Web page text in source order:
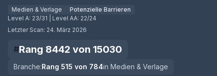
Medien & Verlage
Potenzielle Barrieren
Level A: 23/31 | Level AA: 22/24
Letzter Scan: 24. März 2026
#Rang 8442 von 15030
Branche:Rang 515 von 784in Medien & Verlage